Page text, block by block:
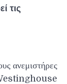
τις
ανεμιστήρες